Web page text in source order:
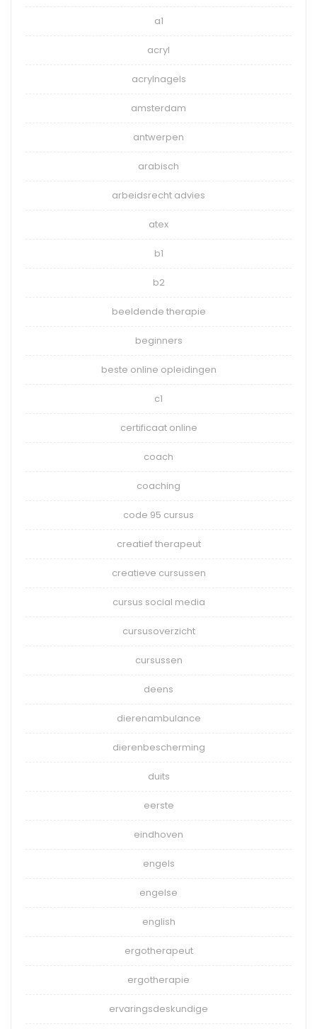
a1
acryl
acrylnagels
amsterdam
antwerpen
arabisch
arbeidsrecht advies
atex
b1
b2
beeldende therapie
beginners
beste online opleidingen
c1
certificaat online
coach
coaching
code 95 cursus
creatief therapeut
creatieve cursussen
cursus social media
cursusoverzicht
cursussen
deens
dierenambulance
dierenbescherming
duits
eerste
eindhoven
engels
engelse
english
ergotherapeut
ergotherapie
ervaringsdeskundige